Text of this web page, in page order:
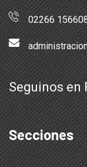
02266
Seguinos en
Secciones